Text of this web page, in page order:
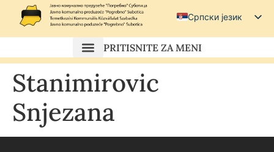
Српски језик
Српски (ћирилица)
Magyar
PRITISNITE ZA MENI
Stanimirovic
Snjezana